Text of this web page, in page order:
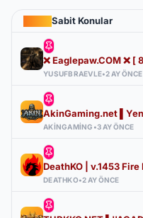
Sabit Konular
YUSUFBRAEVLE•2 AY ÖNCE
AKINGAMING •3 AY ÖNCE
DEATHKO•2 AY ÖNCE